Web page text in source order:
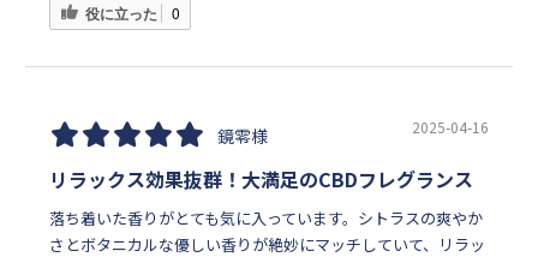
役に立った 0
鏡零様 2025-04-16
リラックス効果抜群！大満足のCBDフレグランス
落ち着いた香りがとても気に入っています。シトラスの爽やか
さとボタニカルな優しい香りが絶妙にマッチしていて、リラッ